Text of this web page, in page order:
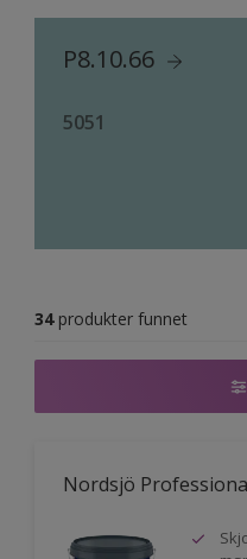
P8.10.66
5051
34 produkter funnet
Nordsjö